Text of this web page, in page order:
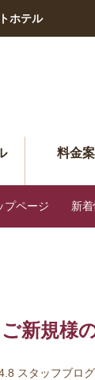
ホテル
料金
プページ 新
ご新規様
スタッフブログ